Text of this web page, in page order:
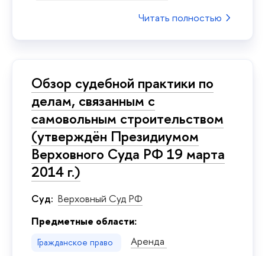
Читать полностью
Обзор судебной практики по
делам, связанным с
самовольным строительством
(утверждён Президиумом
Верховного Суда РФ 19 марта
2014 г.)
Суд: Верховный Суд РФ
Предметные области:
Гражданское право
Аренда